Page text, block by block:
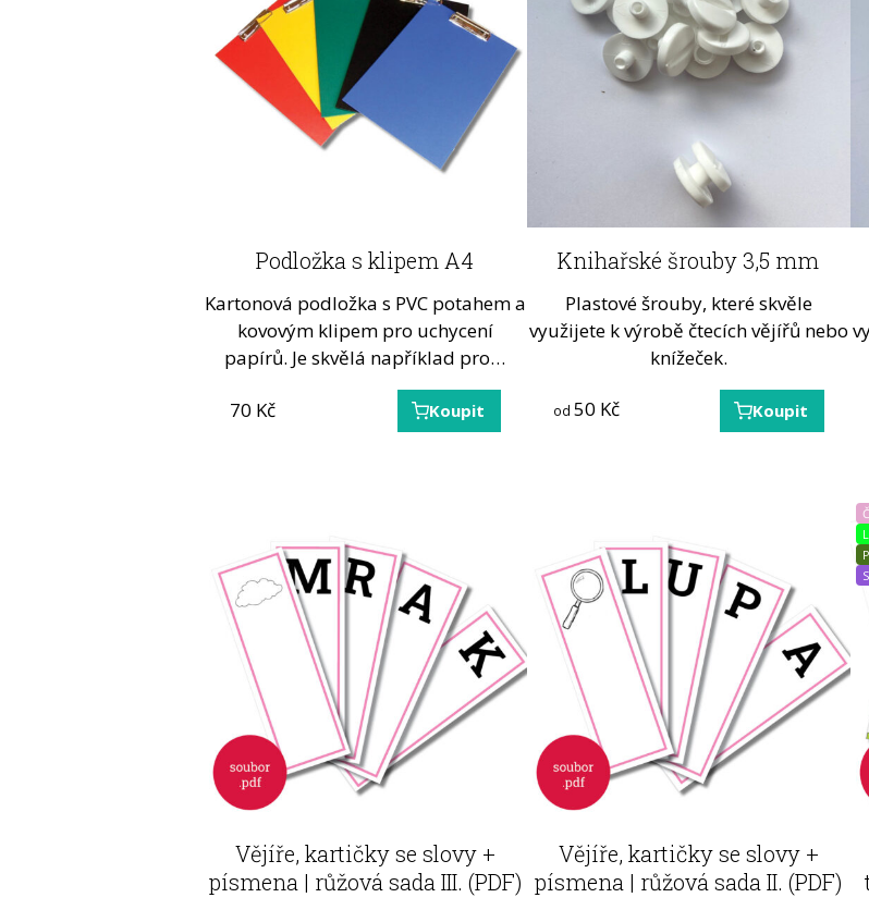
Podložka s klipem A4
Kartonová podložka s PVC potahem a
kovovým klipem pro uchycení
papírů. Je skvělá například pro…
70 Kč Koupit
Knihařské šrouby 3,5 mm
Plastové šrouby, které skvěle
využijete k výrobě čtecích vějířů nebo
knížeček.
od 50 Kč Koupit
Vějíře, kartičky se slovy +
písmena | růžová sada III. (PDF)
Vějíře, kartičky se slovy +
písmena | růžová sada II. (PDF)